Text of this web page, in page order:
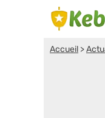
Accueil >